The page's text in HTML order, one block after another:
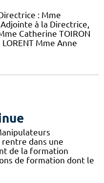
Directrice : Mme
à la Directrice,
Catherine TOIRON
Mme Anne
dans une
de la formation
de formation dont le